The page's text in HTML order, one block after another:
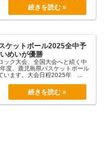
ケットボール2025全中予
めいが優勝
ック大会、全国大会へと続く中
度、鹿児島県バスケットボール
います。大会日程2025年 ...